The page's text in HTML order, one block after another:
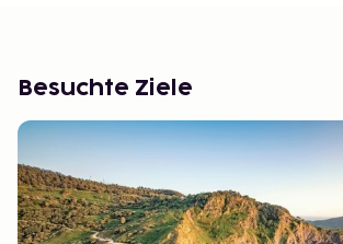
Besuchte Ziele